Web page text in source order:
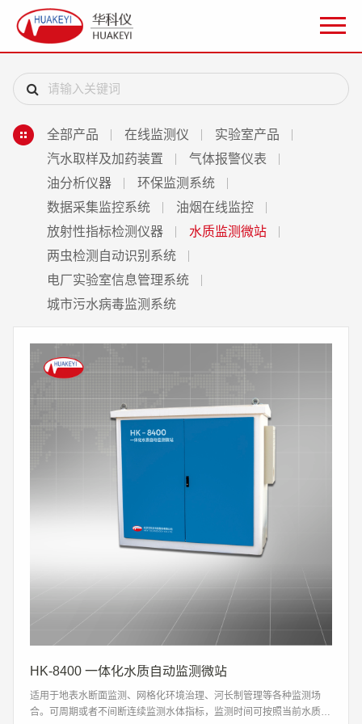
全部产品 在线监测仪
实验室产品
汽水取样及加药装置
气体报警仪表
油分析仪器
环保监测系统
数据采集监控系统
油烟在线监控
放射性指标检测仪器
水质监测微站
两虫检测自动识别系统
电厂实验室信息管理系统
城市污水病毒监测系统
HK-8400 一体化水质自动监测微站
适用于地表水断面监测、网格化环境治理、河长制管理等各种监测场
合。可周期或者不间断连续监测水体指标，监测时间可按照当前水质优